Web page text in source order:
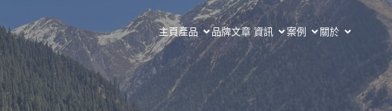
主頁產品 品牌文章 資訊 案例 關於